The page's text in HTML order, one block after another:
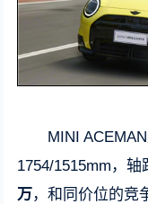
MINI
1754/1515mm，轴
万，和同价位的竞